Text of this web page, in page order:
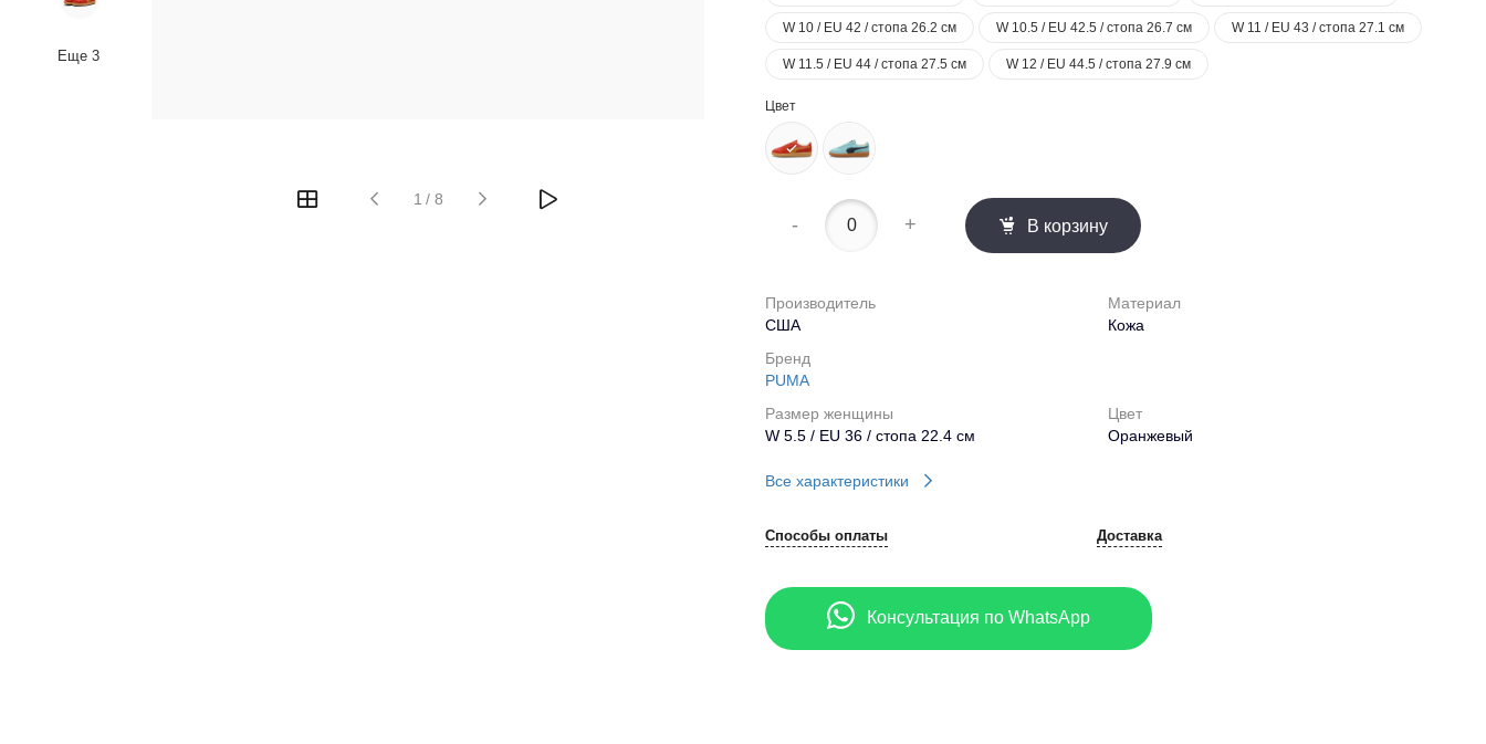
Еще 3
1 / 8
W 10 / EU 42 / стопа 26.2 см W 10.5 / EU 42.5 / стопа 26.7 см W 11 / EU 43 / стопа 27.1 см
W 11.5 / EU 44 / стопа 27.5 см W 12 / EU 44.5 / стопа 27.9 см
Цвет
- + В корзину
Производитель
США
Материал
Кожа
Бренд
PUMA
Размер женщины
W 5.5 / EU 36 / стопа 22.4 см
Цвет
Оранжевый
Все характеристики
Способы оплаты Доставка
Консультация по WhatsApp